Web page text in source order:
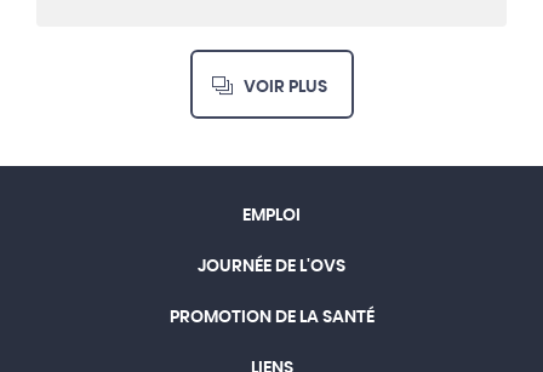
VOIR PLUS
EMPLOI
JOURNÉE DE L'OVS
PROMOTION DE LA SANTÉ
LIENS